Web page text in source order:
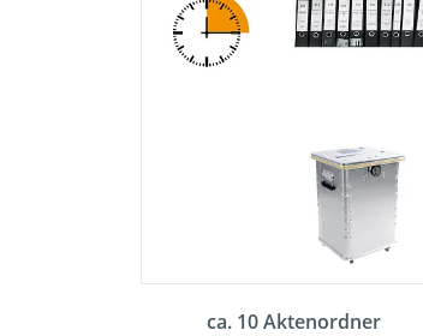
ca. 10 Aktenordner